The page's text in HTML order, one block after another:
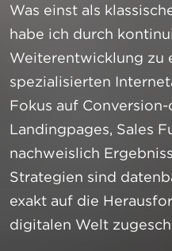
Was einst als
habe ich durch
Weiterentwicklung zu
spezialisierten
Fokus auf
Landingpages, Sales
nachweislich
Strategien sind
exakt auf die
digitalen Welt